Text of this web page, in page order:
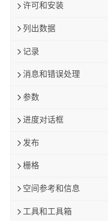
许可和安装
列出数据
记录
消息和错误处理
参数
进度对话框
发布
栅格
空间参考和信息
工具和工具箱